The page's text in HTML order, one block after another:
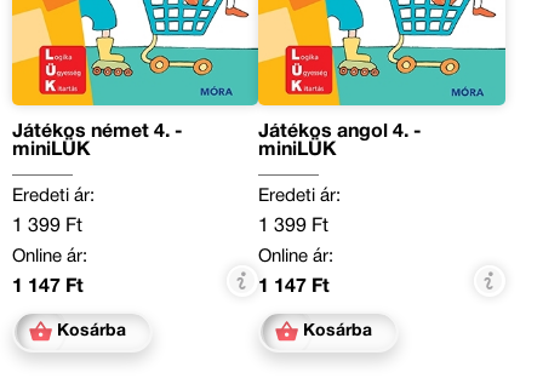
Játékos német 4. -
miniLÜK
Eredeti ár:
1 399 Ft
Online ár:
1 147 Ft
Kosárba
Játékos angol 4. -
miniLÜK
Eredeti ár:
1 399 Ft
Online ár:
1 147 Ft
Kosárba